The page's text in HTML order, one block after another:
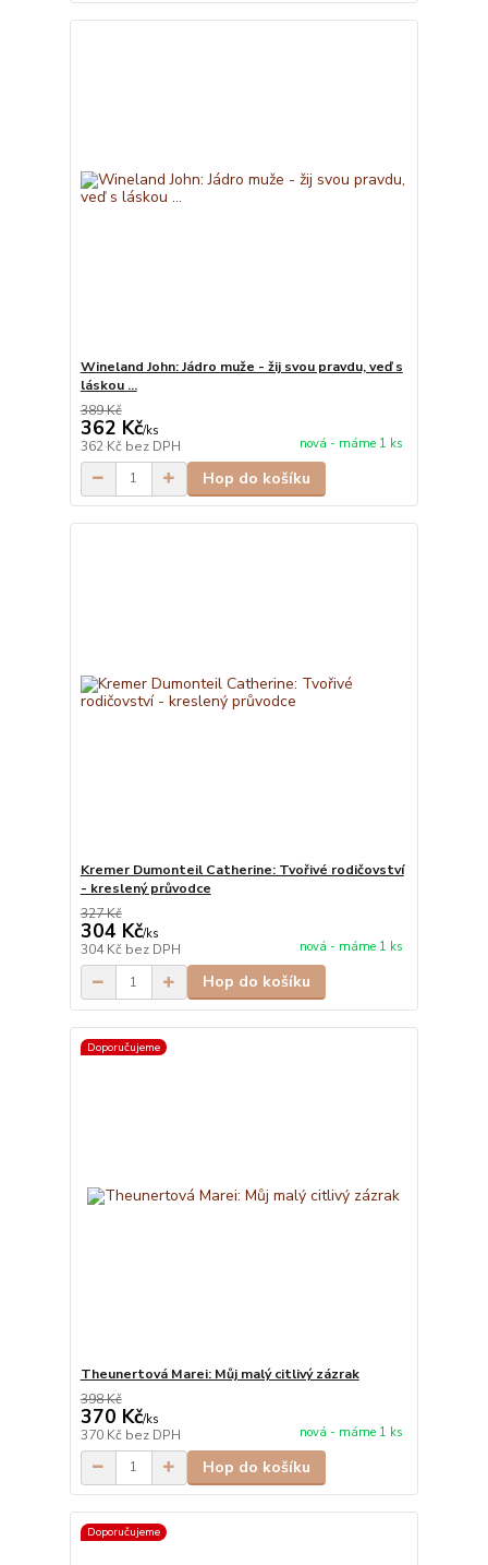
Wineland John: Jádro muže - žij svou pravdu, veď s
láskou ...
389 Kč
362 Kč/ks
362 Kč bez DPH nová - máme 1 ks
Hop do košíku
Kremer Dumonteil Catherine: Tvořivé rodičovství
- kreslený průvodce
327 Kč
304 Kč/ks
304 Kč bez DPH nová - máme 1 ks
Hop do košíku
Doporučujeme
Theunertová Marei: Můj malý citlivý zázrak
398 Kč
370 Kč/ks
370 Kč bez DPH nová - máme 1 ks
Hop do košíku
Doporučujeme